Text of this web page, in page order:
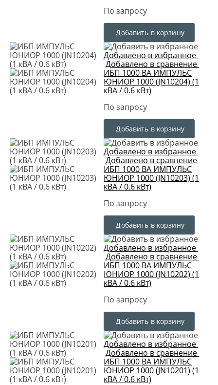
По запросу
Добавить в корзину
Добавлено в избранное
Добавлено в сравнение
ИБП 1000 ВА ИМПУЛЬС
ЮНИОР 1000 (JN10204) (1
кВА / 0.6 кВт)
По запросу
Добавить в корзину
Добавлено в избранное
Добавлено в сравнение
ИБП 1000 ВА ИМПУЛЬС
ЮНИОР 1000 (JN10203) (1
кВА / 0.6 кВт)
По запросу
Добавить в корзину
Добавлено в избранное
Добавлено в сравнение
ИБП 1000 ВА ИМПУЛЬС
ЮНИОР 1000 (JN10202) (1
кВА / 0.6 кВт)
По запросу
Добавить в корзину
Добавлено в избранное
Добавлено в сравнение
ИБП 1000 ВА ИМПУЛЬС
ЮНИОР 1000 (JN10201) (1
кВА / 0.6 кВт)